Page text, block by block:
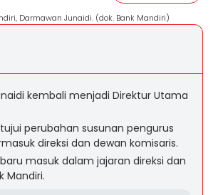
Darmawan Junaidi. (dok. Bank Mandiri)
kembali menjadi Direktur Utama
perubahan susunan pengurus
direksi dan dewan komisaris.
masuk dalam jajaran direksi dan
Mandiri.